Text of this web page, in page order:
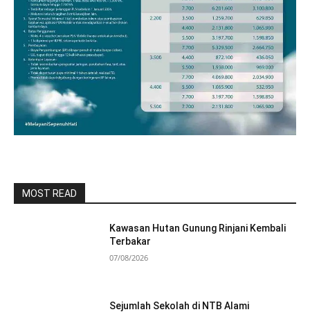
MOST READ
Kawasan Hutan Gunung Rinjani Kembali
Terbakar
07/08/2026
Sejumlah Sekolah di NTB Alami